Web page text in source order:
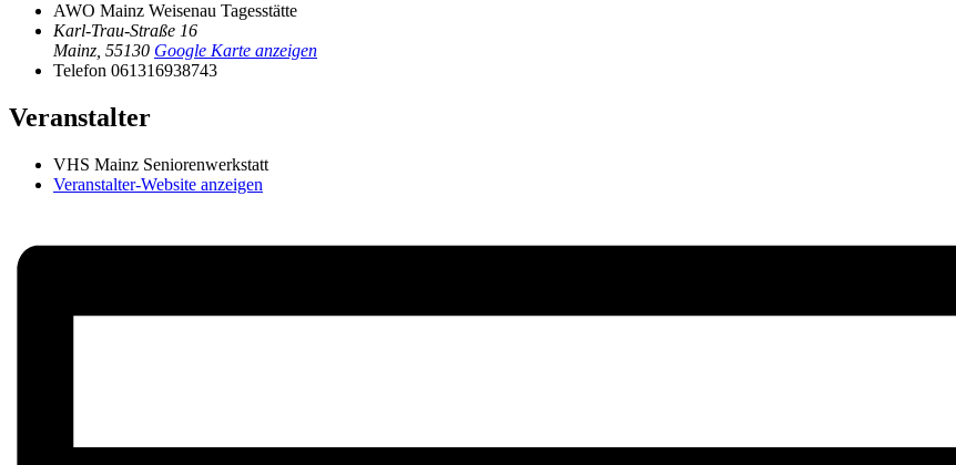
AWO Mainz Weisenau Tagesstätte
Karl-Trau-Straße 16
Mainz 55130 Google Karte anzeigen
Telefon 061316938743
Veranstalter
VHS Mainz Seniorenwerkstatt
Veranstalter-Website anzeigen